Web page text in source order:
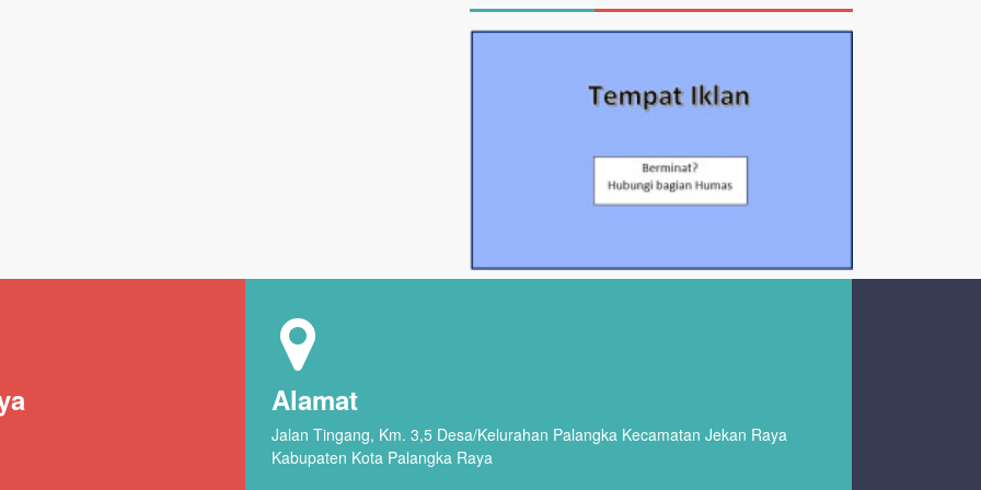
Alamat
Jalan Tingang, Km. 3,5 Desa/Kelurahan Palangka Kecamatan Jekan Raya
Kabupaten Kota Palangka Raya